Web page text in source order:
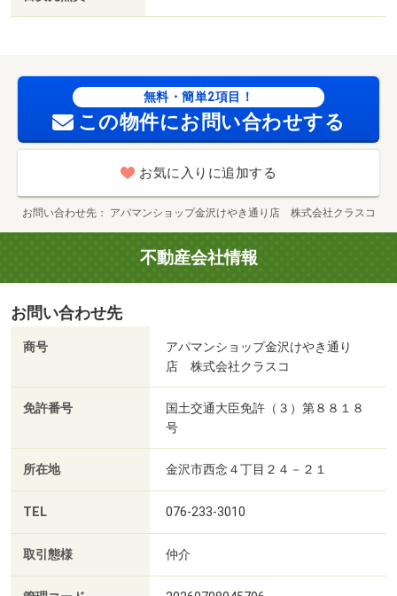
無料・簡単2項目！
この物件にお問い合わせする
お気に入りに追加する
お問い合わせ先 アパマンショップ金沢けやき通り店 株式会社クラスコ
不動産会社情報
お問い合わせ先
商号
アパマンショップ金沢けやき通り
店 株式会社クラスコ
免許番号
国土交通大臣免許（３）第８８１８
号
所在地 金沢市西念４丁目２４－２１
TEL 076-233-3010
取引態様 仲介